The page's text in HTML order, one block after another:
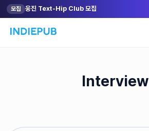
모집 웅진 Text-Hip Club 모집
Interview